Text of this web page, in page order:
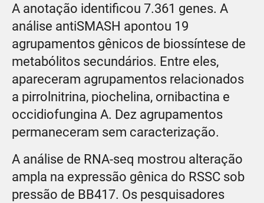
A anotação identificou 7.361 genes. A
análise antiSMASH apontou 19
agrupamentos gênicos de biossíntese de
metabólitos secundários. Entre eles,
apareceram agrupamentos relacionados
a pirrolnitrina, piochelina, ornibactina e
occidiofungina A. Dez agrupamentos
permaneceram sem caracterização.
A análise de RNA-seq mostrou alteração
ampla na expressão gênica do RSSC sob
pressão de BB417. Os pesquisadores